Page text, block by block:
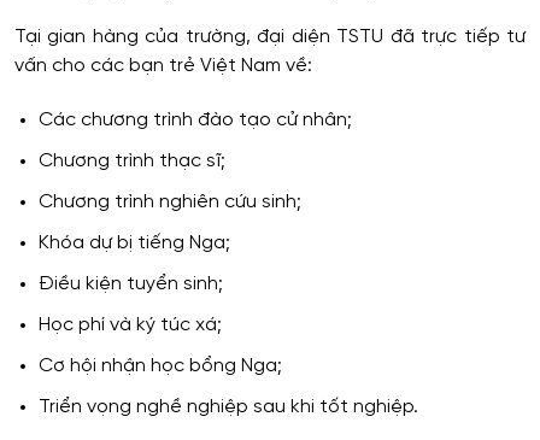
Tại gian hàng của trường, đại diện TSTU đã trực tiếp tư
vấn cho các bạn trẻ Việt Nam về:
Các chương trình đào tạo cử nhân;
Chương trình thạc sĩ;
Chương trình nghiên cứu sinh;
Khóa dự bị tiếng Nga;
Điều kiện tuyển sinh;
Học phí và ký túc xá;
Cơ hội nhận học bổng Nga;
Triển vọng nghề nghiệp sau khi tốt nghiệp.